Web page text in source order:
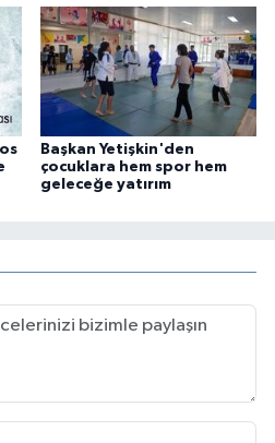
Başkan Yetişkin'den
çocuklara hem spor hem
geleceğe yatırım